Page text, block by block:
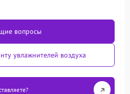
вопросы
увлажнителей воздуха